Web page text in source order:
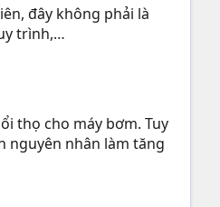
đây không phải là
trình,…
thọ cho máy bơm. Tuy
nguyên nhân làm tăng